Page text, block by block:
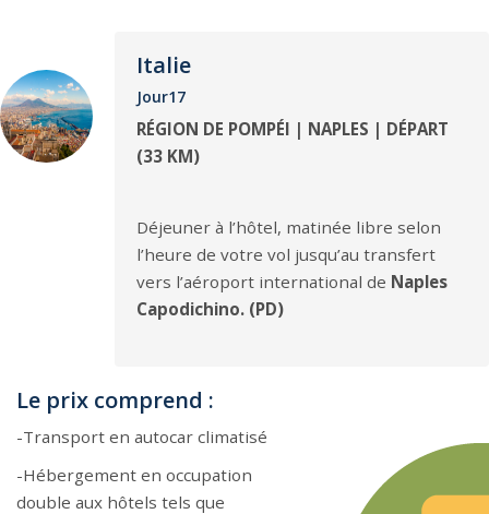
Italie
Jour17
RÉGION DE POMPÉI | NAPLES | DÉPART
(33 KM)
Déjeuner à l’hôtel, matinée libre selon
l’heure de votre vol jusqu’au transfert
vers l’aéroport international de Naples
Capodichino. (PD)
Le prix comprend :
-Transport en autocar climatisé
-Hébergement en occupation
double aux hôtels tels que